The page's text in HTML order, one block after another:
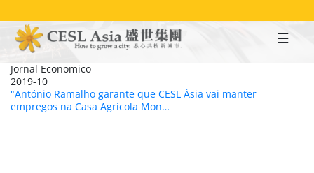
to
main
content
Jornal Economico
2019-10
"António Ramalho garante que CESL Ásia vai manter
empregos na Casa Agrícola Mon…